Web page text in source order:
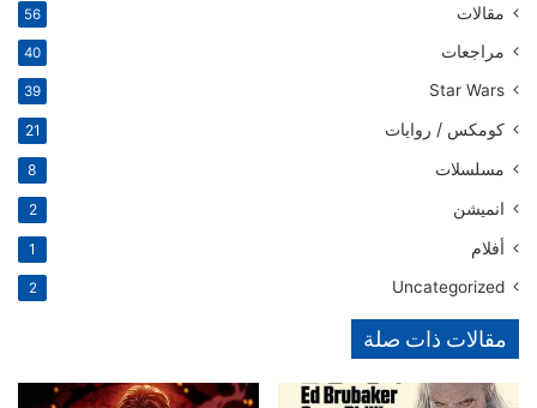
مقالات 56
مراجعات 40
Star Wars
39
كومكس / روايات 21
مسلسلات 8
انميشن 2
أفلام 1
Uncategorized
2
مقالات ذات صلة